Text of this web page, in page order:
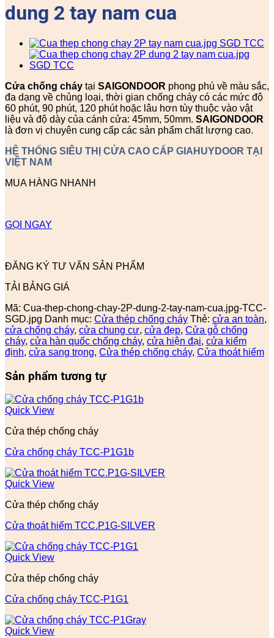
dung 2 tay nam cua
Cửa chống cháy tại SAIGONDOOR phong phú về màu sắc,
đa dạng về chủng loại, thời gian chống cháy có các mức độ
60 phút, 90 phút, 120 phút hoặc lâu hơn tùy thuộc vào vật
liệu và độ dày của cánh cửa: 45mm, 50mm. SAIGONDOOR
là đơn vị chuyên cung cấp các sản phẩm chất lượng cao.
HỆ THỐNG SIÊU THỊ CỬA CAO CẤP GIAHUYDOOR TẠI
VIỆT NAM
MUA HÀNG NHANH
GỌI NGAY
ĐĂNG KÝ TƯ VẤN SẢN PHẨM
TẢI BẢNG GIÁ
Mã: Cua-thep-chong-chay-2P-dung-2-tay-nam-cua.jpg-TCC-
SGD.jpg Danh mục: Cửa thép chống cháy Thẻ: cửa an toàn,
cửa chống cháy, cửa chung cư, cửa đẹp, Cửa gỗ chống
cháy, cửa hàn quốc chống cháy, cửa hiện đại, cửa kiểm
định, cửa sang trọng, Cửa thép chống cháy, Cửa thoát hiểm
Sản phẩm tương tự
Quick View
Cửa thép chống cháy
Cửa chống cháy TCC-P1G1b
Quick View
Cửa thép chống cháy
Cửa thoát hiểm TCC.P1G-SILVER
Quick View
Cửa thép chống cháy
Cửa chống cháy TCC-P1G1
Quick View